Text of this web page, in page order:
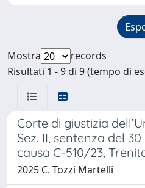
Mostra
records
Risultati 1 - 9 di 9 (tempo di
Corte di giustizia
Sez. II, sentenza del
causa C-510/23,
2025 C. Tozzi Martelli